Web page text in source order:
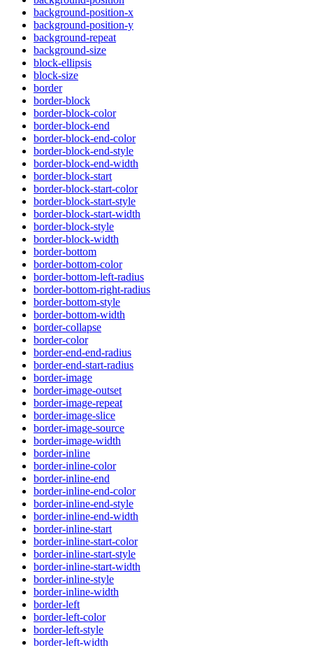
background-position-x
background-position-y
background-repeat
background-size
block-ellipsis
block-size
border
border-block
border-block-color
border-block-end
border-block-end-color
border-block-end-style
border-block-end-width
border-block-start
border-block-start-color
border-block-start-style
border-block-start-width
border-block-style
border-block-width
border-bottom
border-bottom-color
border-bottom-left-radius
border-bottom-right-radius
border-bottom-style
border-bottom-width
border-collapse
border-color
border-end-end-radius
border-end-start-radius
border-image
border-image-outset
border-image-repeat
border-image-slice
border-image-source
border-image-width
border-inline
border-inline-color
border-inline-end
border-inline-end-color
border-inline-end-style
border-inline-end-width
border-inline-start
border-inline-start-color
border-inline-start-style
border-inline-start-width
border-inline-style
border-inline-width
border-left
border-left-color
border-left-style
border-left-width